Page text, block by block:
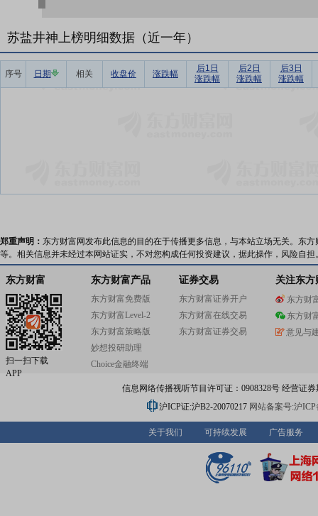
苏盐井神上榜明细数据（近一年）
序号 日期 相关 收盘价 涨跌幅
后1日
涨跌幅
后2日
涨跌幅
后3日
涨跌幅
郑重声明： 东方财富网发布此信息的目的在于传播更多信息，与本站立场无关。东
等。相关信息并未经过本网站证实，不对您构成任何投资建议，据此操作，风险自担